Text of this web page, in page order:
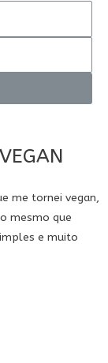
me tornei vegan,
mesmo que
e muito